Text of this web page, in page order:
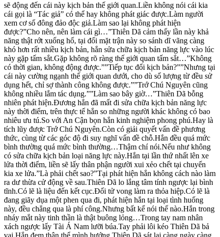
sẽ động đến cái này kịch bản thế giới quan.Liền không nói cái kia
cái gọi là “Tác giả” có thể hay không phát giác được.Làm người
xem cơ số đông đảo độc giả.Làm sao lại không phát hiện
được?”Cho nên, nên làm cái gì…”Thiên Dã cảm thấy lần này khả
năng thật rớt xuống hố, tại đối mặt trận này so sánh dĩ vãng càng
khó hơn rất nhiều kịch bản, hắn sửa chữa kịch bản năng lực vào lúc
này gặp tấm sắt.Gặp không rõ ràng thế giới quan tấm sắt…”Không
có thời gian, không động được.””Tiếp tục đổi kịch bản?””Nhưng tại
cái này cường ngạnh thế giới quan dưới, cho dù số lượng từ đều sử
dụng hết, chỉ sợ thành công không được.””Trớ Chú Nguyên cũng
không nhiều lắm tác dụng.””Làm sao bây giờ…”Thiên Dã bỗng
nhiên phát hiện.Đương hắn đã mất đi sửa chữa kịch bản năng lực
này thời điểm, trên thực tế hắn so những người khác không có bao
nhiêu ưu tú.So với An Cận bọn hắn kinh nghiệm phong phú.Hay là
tích lũy được Trớ Chú Nguyên.Còn có giải quyết vấn đề phương
thức, cùng từ các góc độ đi suy nghĩ vấn đề chỗ.Hắn đều quá mức
bình thường quá mức bình thường…Thậm chí nói.Nếu như không
có sửa chữa kịch bản loại năng lực này.Hắn tại lần thứ nhất lên xe
lửa thời điểm, liền sẽ lấy thân phận người xui xẻo chết tại chuyến
kia xe lửa.”Là phải chết sao?”Tại phát hiện hắn không cách nào làm
ra dư thừa cử động về sau.Thiên Dã lo lắng tâm tính ngược lại bình
tĩnh.Có lẽ là liệu đến kết cục.Đối tử vong làm ra thỏa hiệp.Có lẽ là
đang giãy dụa một phen qua đi, phát hiện hắn tại loại tình huống
này, đều chẳng qua là phí công.Nhưng bất kể nói thế nào.Hắn trong
nháy mắt này tinh thần là thật buông lỏng…Trong tay nam nhân
xách ngược lấy Tài Á Nam lưỡi búa.Tay phải lôi kéo Thiên Dã bả
vai.Hắn đem thân thể mình hướng Thiên Dã sát lại càng ngày càng